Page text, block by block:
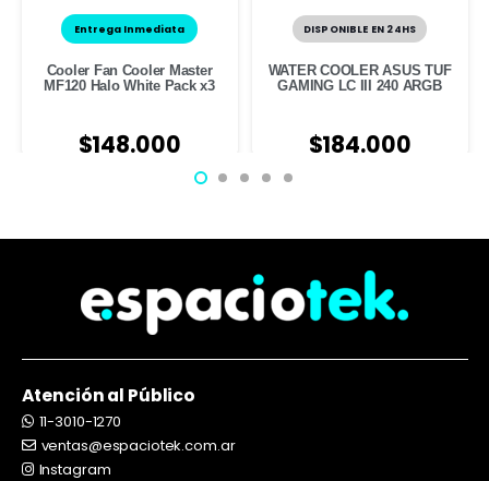
Entrega Inmediata
Cooler Fan Cooler Master
MF120 Halo White Pack x3
$148.000
DISPONIBLE EN 24HS
WATER COOLER ASUS TUF
GAMING LC III 240 ARGB
$184.000
Atención al Público
11-3010-1270
ventas@espaciotek.com.ar
Instagram